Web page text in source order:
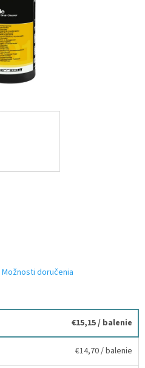
Možnosti doručenia
€15,15/ balenie
€14,70/ balenie